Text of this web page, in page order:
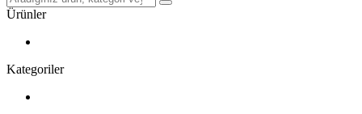
Ürünler
Kategoriler